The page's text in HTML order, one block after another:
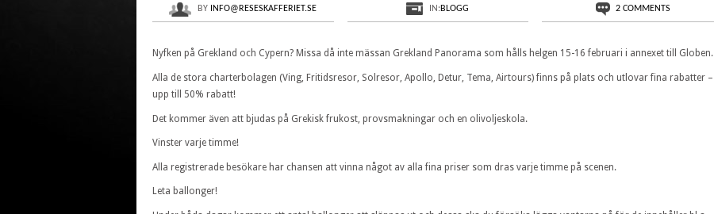
BY INFO@RESESKAFFERIET.SE IN:BLOGG 2 COMMENTS
Nyfken på Grekland och Cypern? Missa då inte mässan Grekland Panorama som hålls helgen 15-16 februari i annexet till Globen.
Alla de stora charterbolagen (Ving, Fritidsresor, Solresor, Apollo, Detur, Tema, Airtours) finns på plats och utlovar fina rabatter –
upp till 50% rabatt!
Det kommer även att bjudas på Grekisk frukost, provsmakningar och en olivoljeskola.
Vinster varje timme!
Alla registrerade besökare har chansen att vinna något av alla fina priser som dras varje timme på scenen.
Leta ballonger!